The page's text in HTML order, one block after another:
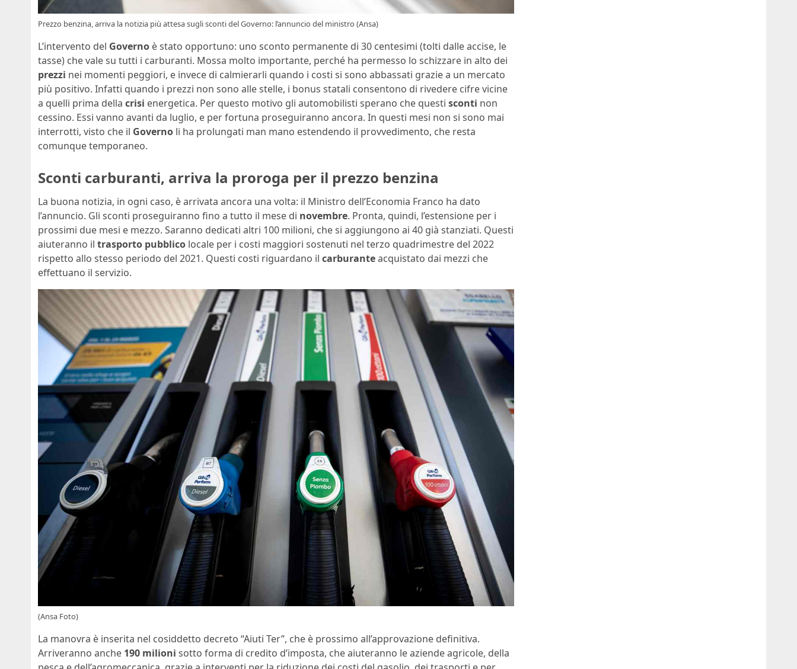
Prezzo benzina, arriva la notizia più attesa sugli sconti del Governo: l’annuncio del ministro (Ansa)
L’intervento del Governo è stato opportuno: uno sconto permanente di 30 centesimi (tolti dalle accise, le
tasse) che vale su tutti i carburanti. Mossa molto importante, perché ha permesso lo schizzare in alto dei
prezzi nei momenti peggiori, e invece di calmierarli quando i costi si sono abbassati grazie a un mercato
più positivo. Infatti quando i prezzi non sono alle stelle, i bonus statali consentono di rivedere cifre vicine
a quelli prima della crisi energetica. Per questo motivo gli automobilisti sperano che questi sconti non
cessino. Essi vanno avanti da luglio, e per fortuna proseguiranno ancora. In questi mesi non si sono mai
interrotti, visto che il Governo li ha prolungati man mano estendendo il provvedimento, che resta
comunque temporaneo.
Sconti carburanti, arriva la proroga per il prezzo benzina
La buona notizia, in ogni caso, è arrivata ancora una volta: il Ministro dell’Economia Franco ha dato
l’annuncio. Gli sconti proseguiranno fino a tutto il mese di novembre. Pronta, quindi, l’estensione per i
prossimi due mesi e mezzo. Saranno dedicati altri 100 milioni, che si aggiungono ai 40 già stanziati. Questi
aiuteranno il trasporto pubblico locale per i costi maggiori sostenuti nel terzo quadrimestre del 2022
rispetto allo stesso periodo del 2021. Questi costi riguardano il carburanteacquistato dai mezzi che
effettuano il servizio.
(Ansa Foto)
La manovra è inserita nel cosiddetto decreto “Aiuti Ter”, che è prossimo all’approvazione definitiva.
Arriveranno anche 190 milioni sotto forma di credito d’imposta, che aiuteranno le aziende agricole, della